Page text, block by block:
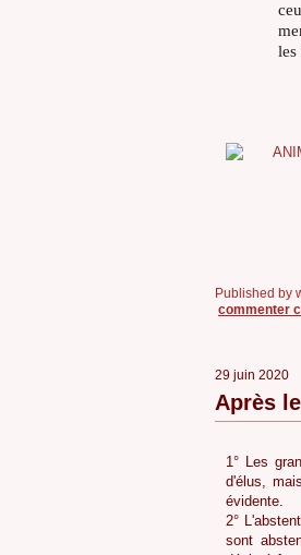
les
Published by
commenter
29 juin 2020
Après
1° Les
d'élus,
évidente.
2°
sont